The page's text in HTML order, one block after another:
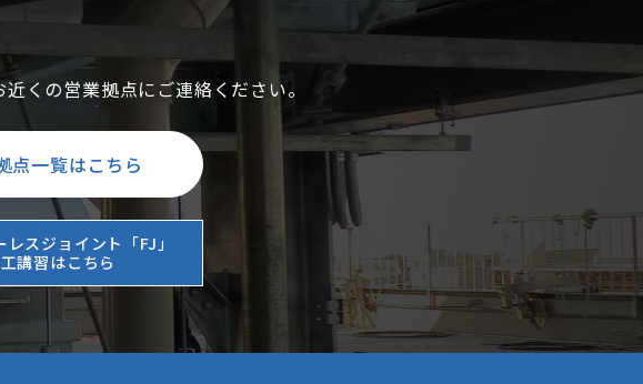
くの営業拠点にご連絡ください。
点一覧はこちら
レスジョイント「FJ」
講習はこちら